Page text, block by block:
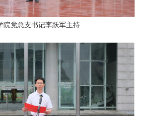
院党总支书记李跃军主持